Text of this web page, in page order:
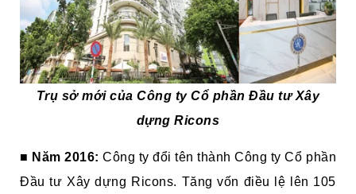
Trụ sở mới của Công ty Cổ phần Đầu tư Xây
dựng Ricons
■ Năm 2016: Công ty đổi tên thành Công ty Cổ phần
Đầu tư Xây dựng Ricons. Tăng vốn điều lệ lên 105